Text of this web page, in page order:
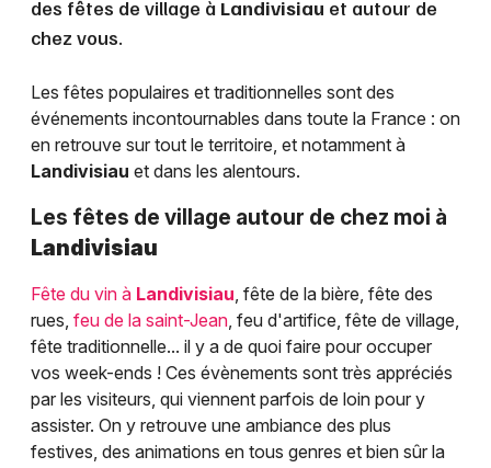
des fêtes de village à Landivisiau et autour de
chez vous.
Les fêtes populaires et traditionnelles sont des
événements incontournables dans toute la France : on
en retrouve sur tout le territoire, et notamment à
Landivisiau et dans les alentours.
Les fêtes de village autour de chez moi à
Landivisiau
Fête du vin à Landivisiau, fête de la bière, fête des
rues, feu de la saint-Jean, feu d'artifice, fête de village,
fête traditionnelle... il y a de quoi faire pour occuper
vos week-ends ! Ces évènements sont très appréciés
par les visiteurs, qui viennent parfois de loin pour y
assister. On y retrouve une ambiance des plus
festives, des animations en tous genres et bien sûr la